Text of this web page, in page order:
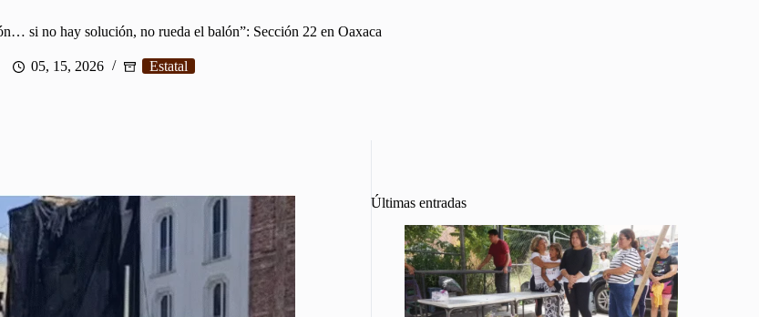
si no hay solución, no rueda el balón”: Sección 22 en Oaxaca
05, 15, 2026 Estatal
Últimas entradas